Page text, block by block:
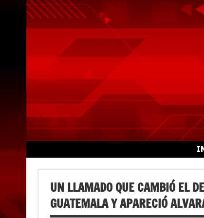
UN LLAMADO QUE CAMBIÓ EL
GUATEMALA Y APARECIÓ